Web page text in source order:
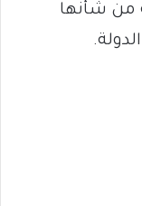
من شأنها